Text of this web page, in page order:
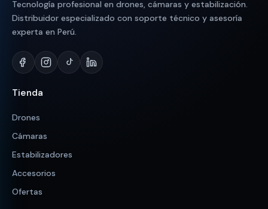
Tecnología profesional en drones, cámaras y estabilización.
Distribuidor especializado con soporte técnico y asesoría
experta en Perú.
Tienda
Drones
Cámaras
Estabilizadores
Accesorios
Ofertas